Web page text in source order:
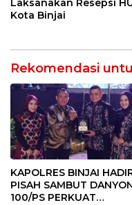
Laksanakan Resepsi
Kota Binjai
Rekomendasi
KAPOLRES BINJAI
PISAH SAMBUT
100/PS PERKUAT